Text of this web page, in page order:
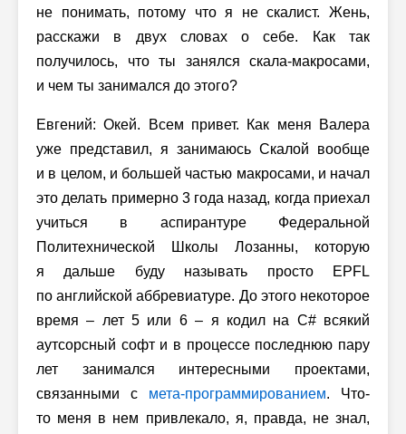
не понимать, потому что я не скалист. Жень,
расскажи в двух словах о себе. Как так
получилось, что ты занялся скала-макросами,
и чем ты занимался до этого?
Евгений: Окей. Всем привет. Как меня Валера
уже представил, я занимаюсь Скалой вообще
и в целом, и большей частью макросами, и начал
это делать примерно 3 года назад, когда приехал
учиться в аспирантуре Федеральной
Политехнической Школы Лозанны, которую
я дальше буду называть просто EPFL
по английской аббревиатуре. До этого некоторое
время – лет 5 или 6 – я кодил на C# всякий
аутсорсный софт и в процессе последнюю пару
лет занимался интересными проектами,
связанными с мета-программированием. Что-
то меня в нем привлекало, я, правда, не знал,